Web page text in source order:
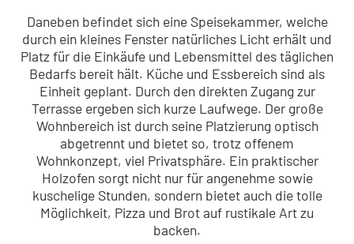
Daneben befindet sich eine Speisekammer, welche
durch ein kleines Fenster natürliches Licht erhält und
Platz für die Einkäufe und Lebensmittel des täglichen
Bedarfs bereit hält. Küche und Essbereich sind als
Einheit geplant. Durch den direkten Zugang zur
Terrasse ergeben sich kurze Laufwege. Der große
Wohnbereich ist durch seine Platzierung optisch
abgetrennt und bietet so, trotz offenem
Wohnkonzept, viel Privatsphäre. Ein praktischer
Holzofen sorgt nicht nur für angenehme sowie
kuschelige Stunden, sondern bietet auch die tolle
Möglichkeit, Pizza und Brot auf rustikale Art zu
backen.